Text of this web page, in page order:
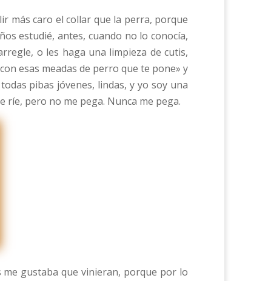
más caro el collar que la perra, porque
estudié, antes, cuando no lo conocía,
o les haga una limpieza de cutis,
esas meadas de perro que te pone» y
pibas jóvenes, lindas, y yo soy una
ríe, pero no me pega. Nunca me pega.
me gustaba que vinieran, porque por lo